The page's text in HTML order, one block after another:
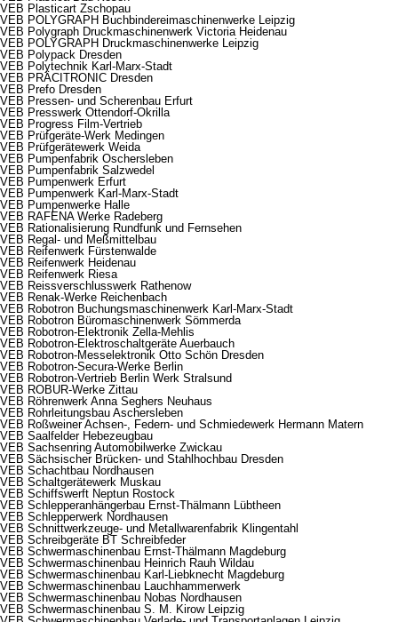
VEB Plasticart Zschopau
VEB POLYGRAPH Buchbindereimaschinenwerke Leipzig
VEB Polygraph Druckmaschinenwerk Victoria Heidenau
VEB POLYGRAPH Druckmaschinenwerke Leipzig
VEB Polypack Dresden
VEB Polytechnik Karl-Marx-Stadt
VEB PRÄCITRONIC Dresden
VEB Prefo Dresden
VEB Pressen- und Scherenbau Erfurt
VEB Presswerk Ottendorf-Okrilla
VEB Progress Film-Vertrieb
VEB Prüfgeräte-Werk Medingen
VEB Prüfgerätewerk Weida
VEB Pumpenfabrik Oschersleben
VEB Pumpenfabrik Salzwedel
VEB Pumpenwerk Erfurt
VEB Pumpenwerk Karl-Marx-Stadt
VEB Pumpenwerke Halle
VEB RAFENA Werke Radeberg
VEB Rationalisierung Rundfunk und Fernsehen
VEB Regal- und Meßmittelbau
VEB Reifenwerk Fürstenwalde
VEB Reifenwerk Heidenau
VEB Reifenwerk Riesa
VEB Reissverschlusswerk Rathenow
VEB Renak-Werke Reichenbach
VEB Robotron Buchungsmaschinenwerk Karl-Marx-Stadt
VEB Robotron Büromaschinenwerk Sömmerda
VEB Robotron-Elektronik Zella-Mehlis
VEB Robotron-Elektroschaltgeräte Auerbauch
VEB Robotron-Messelektronik Otto Schön Dresden
VEB Robotron-Secura-Werke Berlin
VEB Robotron-Vertrieb Berlin Werk Stralsund
VEB ROBUR-Werke Zittau
VEB Röhrenwerk Anna Seghers Neuhaus
VEB Rohrleitungsbau Aschersleben
VEB Roßweiner Achsen-, Federn- und Schmiedewerk Hermann Matern
VEB Saalfelder Hebezeugbau
VEB Sachsenring Automobilwerke Zwickau
VEB Sächsischer Brücken- und Stahlhochbau Dresden
VEB Schachtbau Nordhausen
VEB Schaltgerätewerk Muskau
VEB Schiffswerft Neptun Rostock
VEB Schlepperanhängerbau Ernst-Thälmann Lübtheen
VEB Schlepperwerk Nordhausen
VEB Schnittwerkzeuge- und Metallwarenfabrik Klingentahl
VEB Schreibgeräte BT Schreibfeder
VEB Schwermaschinenbau Ernst-Thälmann Magdeburg
VEB Schwermaschinenbau Heinrich Rauh Wildau
VEB Schwermaschinenbau Karl-Liebknecht Magdeburg
VEB Schwermaschinenbau Lauchhammerwerk
VEB Schwermaschinenbau Nobas Nordhausen
VEB Schwermaschinenbau S. M. Kirow Leipzig